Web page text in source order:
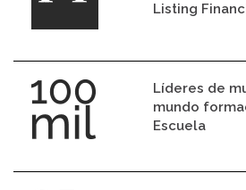
Listing
Líderes de
mundo
Escuela